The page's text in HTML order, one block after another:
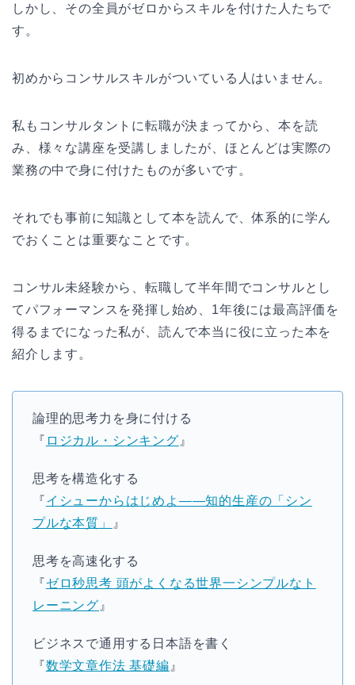
しかし、その全員がゼロからスキルを付けた人たちで
す。
初めからコンサルスキルがついている人はいません。
私もコンサルタントに転職が決まってから、本を読
み、様々な講座を受講しましたが、ほとんどは実際の
業務の中で身に付けたものが多いです。
それでも事前に知識として本を読んで、体系的に学ん
でおくことは重要なことです。
コンサル未経験から、転職して半年間でコンサルとし
てパフォーマンスを発揮し始め、1年後には最高評価を
得るまでになった私が、読んで本当に役に立った本を
紹介します。
論理的思考力を身に付ける
『 ロジカル・シンキング 』
思考を構造化する
『イシューからはじめよ――知的生産の「シン
プルな本質」
』
思考を高速化する
『ゼロ秒思考 頭がよくなる世界一シンプルなト
レーニング 』
ビジネスで通用する日本語を書く
『数学文章作法 基礎編 』